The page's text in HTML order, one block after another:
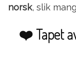
norsk, slik
❤️ Tapet